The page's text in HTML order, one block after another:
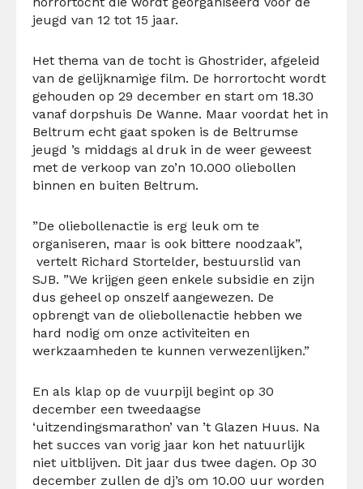
jeugd van 12 tot 15 jaar.
Het thema van de tocht is Ghostrider, afgeleid
van de gelijknamige film. De horrortocht wordt
gehouden op 29 december en start om 18.30
vanaf dorpshuis De Wanne. Maar voordat het in
Beltrum echt gaat spoken is de Beltrumse
jeugd ’s middags al druk in de weer geweest
met de verkoop van zo’n 10.000 oliebollen
binnen en buiten Beltrum.
”De oliebollenactie is erg leuk om te
organiseren, maar is ook bittere noodzaak”,
vertelt Richard Stortelder, bestuurslid van
SJB. ”We krijgen geen enkele subsidie en zijn
dus geheel op onszelf aangewezen. De
opbrengt van de oliebollenactie hebben we
hard nodig om onze activiteiten en
werkzaamheden te kunnen verwezenlijken.”
En als klap op de vuurpijl begint op 30
december een tweedaagse
‘uitzendingsmarathon’ van ’t Glazen Huus. Na
het succes van vorig jaar kon het natuurlijk
niet uitblijven. Dit jaar dus twee dagen. Op 30
december zullen de dj’s om 10.00 uur worden